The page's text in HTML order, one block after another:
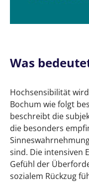
Top 10 Berufe
Unsere
für
Kreative
Soziale
Therapeut,
Was
Hochsensibilität
Bochum wie folgt
beschreibt die
die besonders
sind. Die intensiven
Gefühl der
sozialem Rückzug